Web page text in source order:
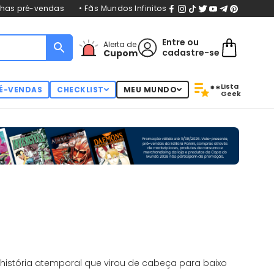
pré-vendas • Fãs Mundos Infinitos
Alerta de
Cupom
Entre ou
cadastre-se
VENDAS CHECKLIST MEU MUNDO **Lista
Geek
atemporal que virou de cabeça para baixo